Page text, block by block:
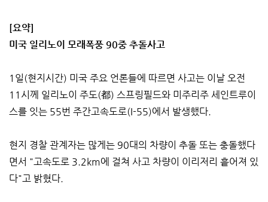
[요약]
미국 일리노이 모래폭풍 90중 추돌사고
1일(현지시간) 미국 주요 언론들에 따르면 사고는 이날 오전
11시께 일리노이 주도(都) 스프링필드와 미주리주 세인트루이
스를 잇는 55번 주간고속도로(I-55)에서 발생했다.
현지 경찰 관계자는 많게는 90대의 차량이 추돌 또는 충돌했다
면서 "고속도로 3.2km에 걸쳐 사고 차량이 이리저리 흩어져 있
다"고 밝혔다.